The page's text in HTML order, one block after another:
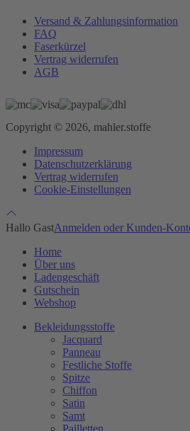
Versand & Zahlungsinformation
FAQ
Faserkürzel
Vertrag widerrufen
AGB
Copyright © 2026, mahler.stoffe
Impressum
Datenschutzerklärung
Vertrag widerrufen
Cookie-Einstellungen
Hallo GastAnmelden oder Kunden-
Home
Über uns
Ladengeschäft
Gutschein
Webshop
Bekleidungsstoffe
Jacquard
Panneau
Festliche Stoffe
Spitze
Chiffon
Satin
Samt